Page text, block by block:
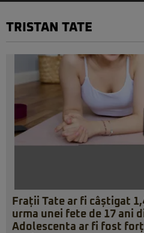
TRISTAN TATE
Frații Tate ar fi câștigat
urma unei fete de 17 ani
Adolescenta ar fi fost